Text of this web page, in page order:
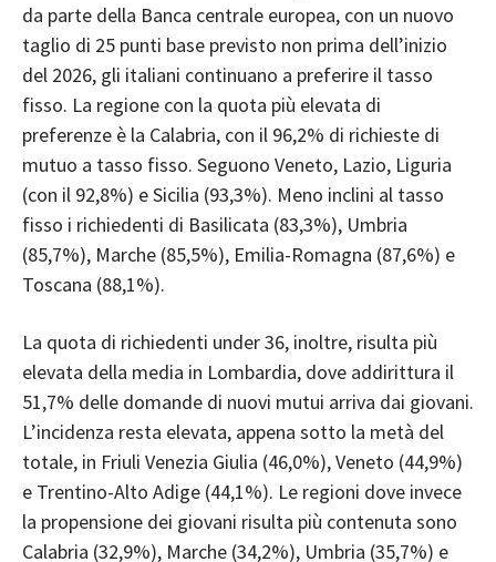
da parte della Banca centrale europea, con un nuovo
taglio di 25 punti base previsto non prima dell’inizio
del 2026, gli italiani continuano a preferire il tasso
fisso. La regione con la quota più elevata di
preferenze è la Calabria, con il 96,2% di richieste di
mutuo a tasso fisso. Seguono Veneto, Lazio, Liguria
(con il 92,8%) e Sicilia (93,3%). Meno inclini al tasso
fisso i richiedenti di Basilicata (83,3%), Umbria
(85,7%), Marche (85,5%), Emilia-Romagna (87,6%) e
Toscana (88,1%).
La quota di richiedenti under 36, inoltre, risulta più
elevata della media in Lombardia, dove addirittura il
51,7% delle domande di nuovi mutui arriva dai giovani.
L’incidenza resta elevata, appena sotto la metà del
totale, in Friuli Venezia Giulia (46,0%), Veneto (44,9%)
e Trentino-Alto Adige (44,1%). Le regioni dove invece
la propensione dei giovani risulta più contenuta sono
Calabria (32,9%), Marche (34,2%), Umbria (35,7%) e